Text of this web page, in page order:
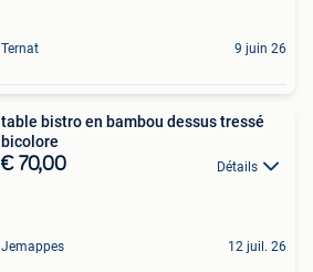
Ternat 9 juin 26
table bistro en bambou dessus tressé
bicolore
€ 70,00 Détails
Jemappes 12 juil. 26